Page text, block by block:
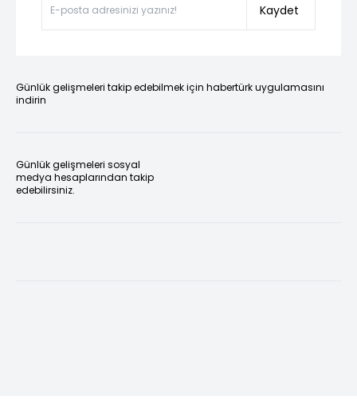
Kaydet
Günlük gelişmeleri takip edebilmek için habertürk uygulamasını
indirin
Günlük gelişmeleri sosyal
medya hesaplarından takip
edebilirsiniz.